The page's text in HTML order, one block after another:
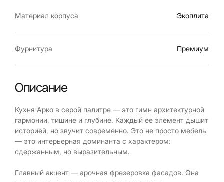
Материал корпуса Экоплита
Фурнитура Премиум
Описание
Кухня Арко в серой палитре — это гимн архитектурной
гармонии, тишине и глубине. Каждый ее элемент дышит
историей, но звучит современно. Это не просто мебель
— это интерьерная доминанта с характером:
сдержанным, но выразительным.
Главный акцент — арочная фрезеровка фасадов. Она